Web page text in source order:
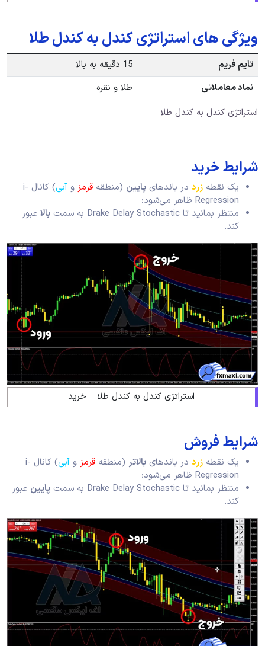
ویژگی های استراتژی کندل به کندل طلا
استراتژی کندل به کندل طلا
تایم فریم
15 دقیقه به بالا
نماد معاملاتی
طلا و نقره
شرایط خرید
یک نقطه زرد در باندهای پایین (منطقه قرمز و آبی
) کانال i-
Regression ظاهر می‌شود؛
منتظر بمانید تا Drake Delay Stochastic به سمت
بالا عبور
کند.
استراتژی کندل به کندل طلا – خرید
شرایط فروش
یک نقطه زرد در باندهای بالاتر (منطقه قرمز و آبی
) کانال i-
Regression ظاهر می‌شود؛
منتظر بمانید تا Drake Delay Stochastic به سمت
پایین عبور
کند.